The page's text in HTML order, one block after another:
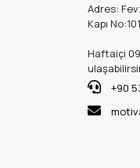
Adres:
Kapı
Haftaiçi
+90